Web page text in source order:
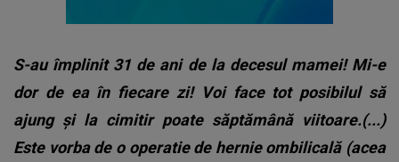
S-au împlinit 31 de ani de la decesul mamei! Mi-e
dor de ea în fiecare zi! Voi face tot posibilul să
ajung și la cimitir poate săptămână viitoare.(...)
Este vorba de o operatie de hernie ombilicală (acea